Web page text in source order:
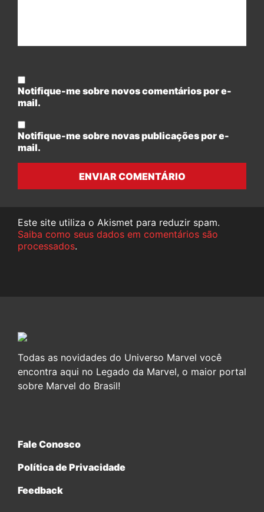
Notifique-me sobre novos comentários por e-
mail.
Notifique-me sobre novas publicações por e-
mail.
ENVIAR COMENTÁRIO
Este site utiliza o Akismet para reduzir spam.
Saiba como seus dados em comentários são
processados.
Todas as novidades do Universo Marvel você
encontra aqui no Legado da Marvel, o maior portal
sobre Marvel do Brasil!
Fale Conosco
Política de Privacidade
Feedback